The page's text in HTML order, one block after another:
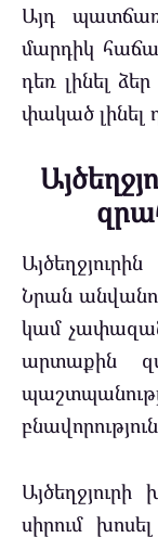
Այդ
մարդիկ
դեռ լինել
փակած լինել
Նրան
կամ
արտաքին
սիրում